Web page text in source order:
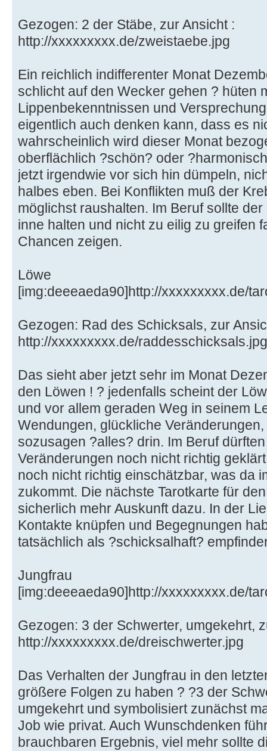
Gezogen: 2 der Stäbe, zur Ansicht :
http://xxxxxxxxx.de/zweistaebe.jpg
Ein reichlich indifferenter Monat
schlicht auf den Wecker gehen ? hüten
Lippenbekenntnissen und
eigentlich auch denken kann, dass es
wahrscheinlich wird dieser Monat
oberflächlich ?schön? oder
jetzt irgendwie vor sich hin dümpeln,
halbes eben. Bei Konflikten muß der
möglichst raushalten. Im Beruf sollte
inne halten und nicht zu eilig zu greifen
Chancen zeigen.
Löwe
[img:deeeaeda90]http://xxxxxxxxx.de/
Gezogen: Rad des Schicksals, zur
http://xxxxxxxxx.de/raddesschicksals.jpg
Das sieht aber jetzt sehr im Monat
den Löwen ! ? jedenfalls scheint der
und vor allem geraden Weg in seinem
Wendungen, glückliche
sozusagen ?alles? drin. Im Beruf
Veränderungen noch nicht richtig
noch nicht richtig einschätzbar, was da
zukommt. Die nächste Tarotkarte für
sicherlich mehr Auskunft dazu. In der
Kontakte knüpfen und Begegnungen
tatsächlich als ?schicksalhaft?
Jungfrau
[img:deeeaeda90]http://xxxxxxxxx.de/
Gezogen: 3 der Schwerter, umgekehrt,
http://xxxxxxxxx.de/dreischwerter.jpg
Das Verhalten der Jungfrau in den
größere Folgen zu haben ? ?3 der
umgekehrt und symbolisiert zunächst
Job wie privat. Auch Wunschdenken
brauchbaren Ergebnis, viel mehr sollte